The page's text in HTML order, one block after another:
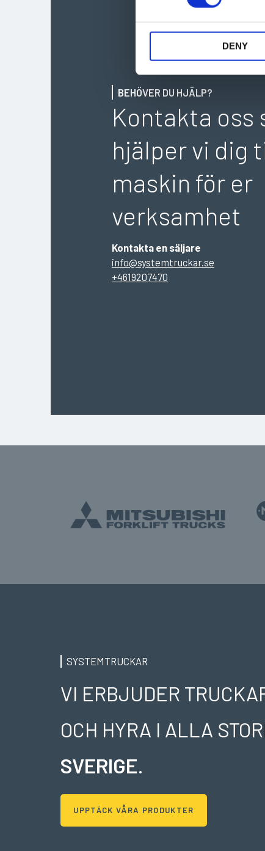
e
c
i
o
DENY
BEHÖVER DU HJÄLP?
Kontakta oss
hjälper vi dig
maskin för er
verksamhet
Kontakta en säljare
info@systemtruckar.se
+4619207470
SYSTEMTRUCKAR
VI ERBJUDER
OCH HYRA I ALLA
SVERIGE.
UPPTÄCK VÅRA PRODUKTER